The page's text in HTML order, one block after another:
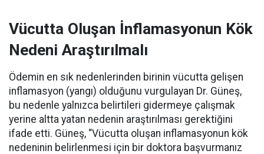
Vücutta Oluşan İnflamasyonun Kök
Nedeni Araştırılmalı
Ödemin en sık nedenlerinden birinin vücutta gelişen
inflamasyon (yangı) olduğunu vurgulayan Dr. Güneş,
bu nedenle yalnızca belirtileri gidermeye çalışmak
yerine altta yatan nedenin araştırılması gerektiğini
ifade etti. Güneş, “Vücutta oluşan inflamasyonun kök
nedeninin belirlenmesi için bir doktora başvurmanız